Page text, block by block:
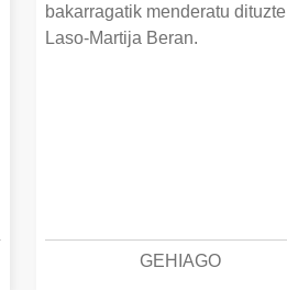
bakarragatik menderatu dituzte
Laso-Martija Beran.
GEHIAGO